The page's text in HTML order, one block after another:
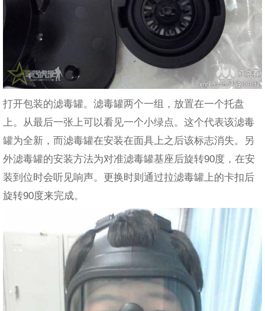
打开包装的滤毒罐。滤毒罐两个一组，放置在一个托盘
上。从最后一张上可以看见一个小绿点。这个代表该滤毒
罐为全新，而滤毒罐在安装在面具上之后该标志消失。另
外滤毒罐的安装方法为对准滤毒罐基座后旋转90度，在安
装到位时会听见响声。更换时则通过拉滤毒罐上的卡扣后
旋转90度来完成。